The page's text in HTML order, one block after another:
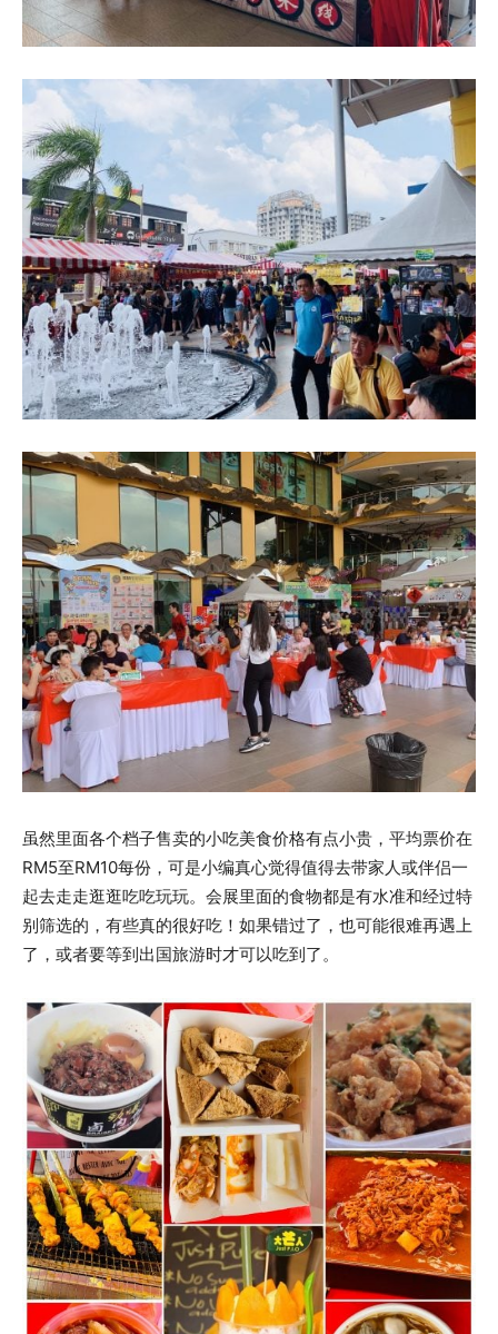
虽然里面各个档子售卖的小吃美食价格有点小贵，平均票价在
RM5至RM10每份，可是小编真心觉得值得去带家人或伴侣一
起去走走逛逛吃吃玩玩。会展里面的食物都是有水准和经过特
别筛选的，有些真的很好吃！如果错过了，也可能很难再遇上
了，或者要等到出国旅游时才可以吃到了。